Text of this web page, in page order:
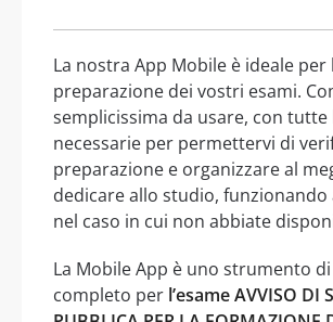
La nostra App Mobile è ideale per
preparazione dei vostri esami.
semplicissima da usare, con tutte
necessarie per permettervi di
preparazione e organizzare al
dedicare allo studio,
nel caso in cui non abbiate
La Mobile App è uno strumento
completo per l’esame AVVISO DI